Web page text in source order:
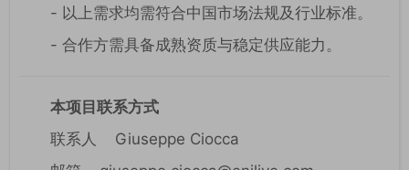
- 以上需求均需符合中国市场法规及行业标准。
- 合作方需具备成熟资质与稳定供应能力。
本项目联系方式
联系人 Giuseppe Ciocca